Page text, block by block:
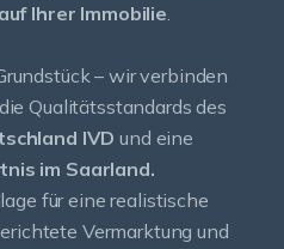
Ihrer Immobilie.
– wir verbinden
Qualitätsstandards des
IVD und eine
im Saarland.
für eine realistische
Vermarktung und